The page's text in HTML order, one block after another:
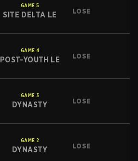
GAME 5
SITE DELTA LE LOSE
GAME 4
POST-YOUTH LE LOSE
GAME 3
DYNASTY LOSE
GAME 2
DYNASTY LOSE